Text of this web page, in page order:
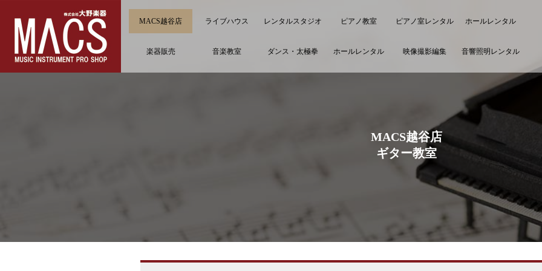
MACS越谷店 ライブハウス レンタルスタジオ ピアノ教室 ピアノ室レンタル ホールレンタル
楽器販売 音楽教室 ダンス・太極拳 ホールレンタル 映像撮影編集 音響照明レンタル
MACS越谷店
ギター教室